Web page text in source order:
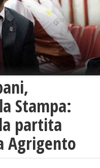
Stampa:
partita
Agrigento